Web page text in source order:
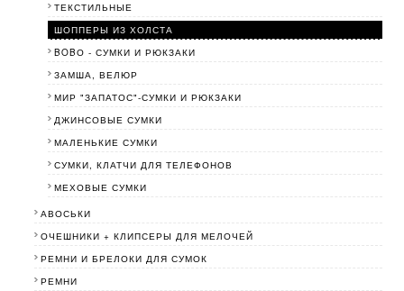
ТЕКСТИЛЬНЫЕ
ШОППЕРЫ ИЗ ХОЛСТА
BOBО - СУМКИ И РЮКЗАКИ
ЗАМША, ВЕЛЮР
МИР "ЗАПАТОС"-СУМКИ И РЮКЗАКИ
ДЖИНСОВЫЕ СУМКИ
МАЛЕНЬКИЕ СУМКИ
СУМКИ, КЛАТЧИ ДЛЯ ТЕЛЕФОНОВ
МЕХОВЫЕ СУМКИ
АВОСЬКИ
ОЧЕШНИКИ + КЛИПСЕРЫ ДЛЯ МЕЛОЧЕЙ
РЕМНИ И БРЕЛОКИ ДЛЯ СУМОК
РЕМНИ